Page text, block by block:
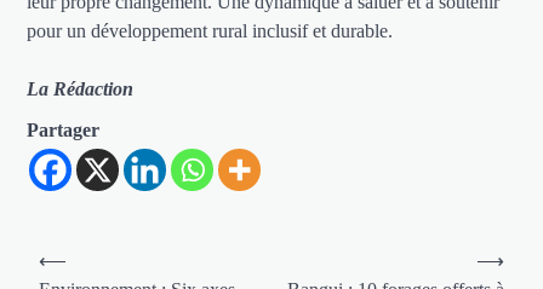
pour un développement rural inclusif et durable.
La Rédaction
Partager
Navigation
⟵
⟶